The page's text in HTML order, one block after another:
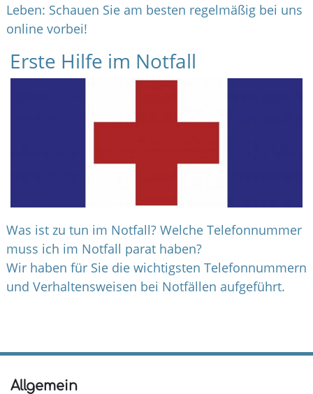
Leben: Schauen Sie am besten regelmäßig bei uns
online vorbei!
Erste Hilfe im Notfall
Was ist zu tun im Notfall? Welche Telefonnummer
muss ich im Notfall parat haben?
Wir haben für Sie die wichtigsten Telefonnummern
und Verhaltensweisen bei Notfällen aufgeführt.
Allgemein